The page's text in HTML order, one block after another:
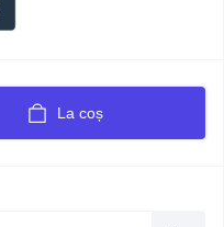
La coș